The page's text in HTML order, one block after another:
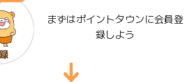
まずはポイントタウンに会員登
録しよう